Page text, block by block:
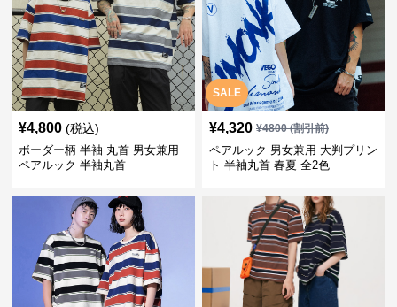
¥4,800 (税込)
ボーダー柄 半袖 丸首 男女兼用
ペアルック 半袖丸首
SALE
¥4,320 ¥4800(割引前)
ペアルック 男女兼用 大判プリン
ト 半袖丸首 春夏 全2色